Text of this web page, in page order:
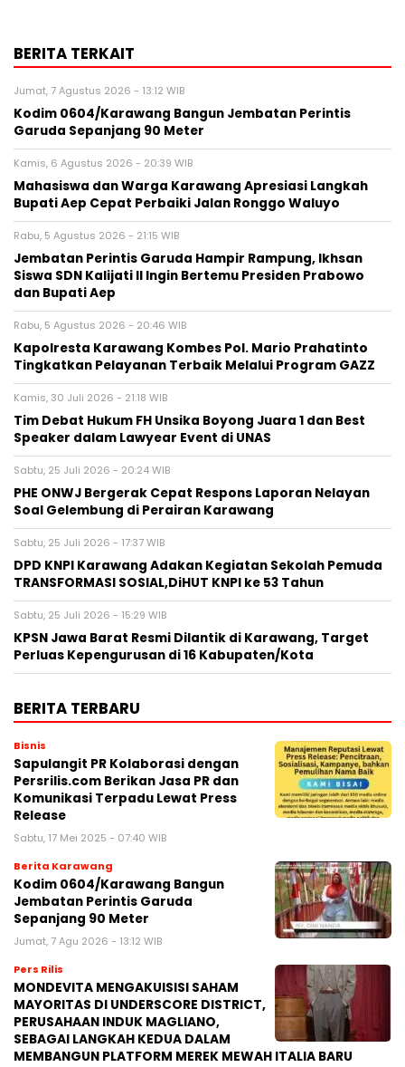
BERITA TERKAIT
Jumat, 7 Agustus 2026 - 13:12 WIB
Kodim 0604/Karawang Bangun Jembatan Perintis
Garuda Sepanjang 90 Meter
Kamis, 6 Agustus 2026 - 20:39 WIB
Mahasiswa dan Warga Karawang Apresiasi Langkah
Bupati Aep Cepat Perbaiki Jalan Ronggo Waluyo
Rabu, 5 Agustus 2026 - 21:15 WIB
Jembatan Perintis Garuda Hampir Rampung, Ikhsan
Siswa SDN Kalijati II Ingin Bertemu Presiden Prabowo
dan Bupati Aep
Rabu, 5 Agustus 2026 - 20:46 WIB
Kapolresta Karawang Kombes Pol. Mario Prahatinto
Tingkatkan Pelayanan Terbaik Melalui Program GAZZ
Kamis, 30 Juli 2026 - 21:18 WIB
​Tim Debat Hukum FH Unsika Boyong Juara 1 dan Best
Speaker dalam Lawyear Event di UNAS
Sabtu, 25 Juli 2026 - 20:24 WIB
PHE ONWJ Bergerak Cepat Respons Laporan Nelayan
Soal Gelembung di Perairan Karawang
Sabtu, 25 Juli 2026 - 17:37 WIB
DPD KNPI Karawang Adakan Kegiatan Sekolah Pemuda
TRANSFORMASI SOSIAL,DiHUT KNPI ke 53 Tahun
Sabtu, 25 Juli 2026 - 15:29 WIB
KPSN Jawa Barat Resmi Dilantik di Karawang, Target
Perluas Kepengurusan di 16 Kabupaten/Kota
BERITA TERBARU
Bisnis
Sapulangit PR Kolaborasi dengan
Persrilis.com Berikan Jasa PR dan
Komunikasi Terpadu Lewat Press
Release
Sabtu, 17 Mei 2025 - 07:40 WIB
Berita Karawang
Kodim 0604/Karawang Bangun
Jembatan Perintis Garuda
Sepanjang 90 Meter
Jumat, 7 Agu 2026 - 13:12 WIB
Pers Rilis
MONDEVITA MENGAKUISISI SAHAM
MAYORITAS DI UNDERSCORE DISTRICT,
PERUSAHAAN INDUK MAGLIANO,
SEBAGAI LANGKAH KEDUA DALAM
MEMBANGUN PLATFORM MEREK MEWAH ITALIA BARU